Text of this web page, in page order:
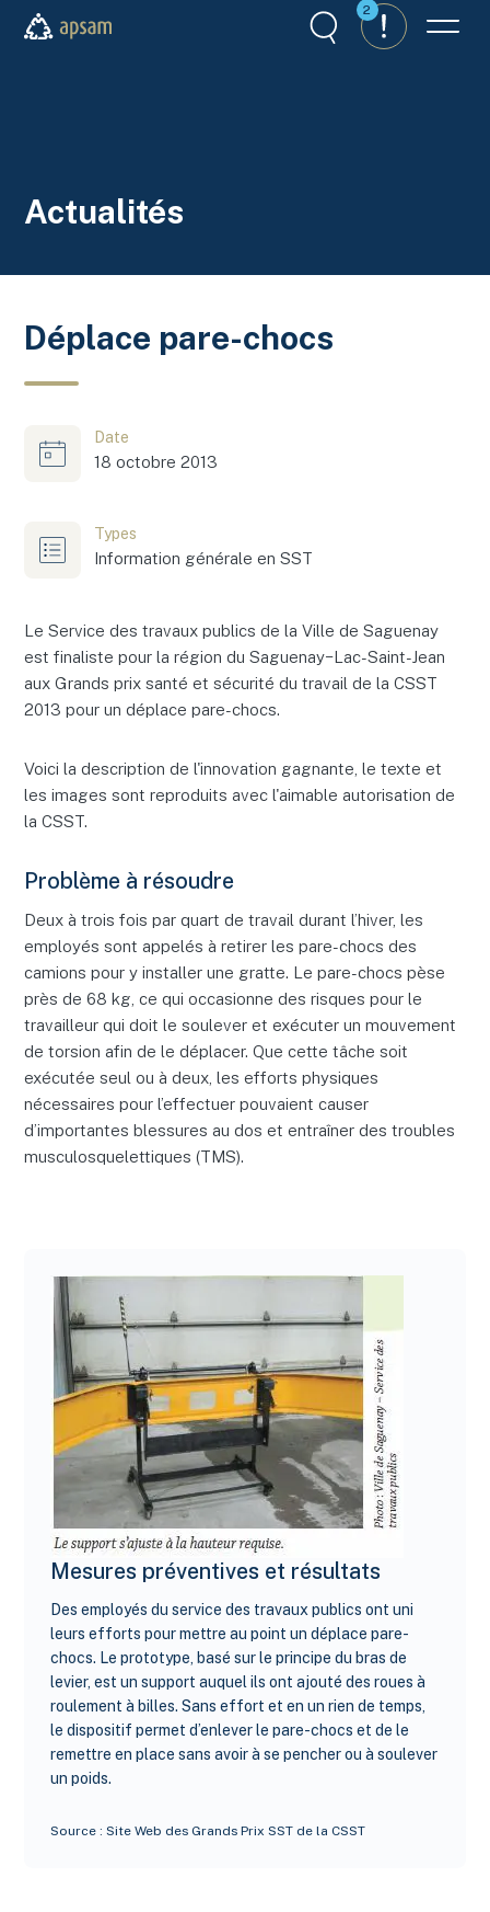
Aller au contenu principal
RechercheAlertes
2
Menu
Actualités
Déplace pare-chocs
Date
18 octobre 2013
Types
Information générale en SST
Le Service des travaux publics de la Ville de Saguenay
est finaliste pour la région du Saguenay−Lac-Saint-Jean
aux Grands prix santé et sécurité du travail de la CSST
2013 pour un déplace pare-chocs.
Voici la description de l'innovation gagnante, le texte et
les images sont reproduits avec l'aimable autorisation de
la CSST.
Problème à résoudre
Deux à trois fois par quart de travail durant l’hiver, les
employés sont appelés à retirer les pare-chocs des
camions pour y installer une gratte. Le pare-chocs pèse
près de 68 kg, ce qui occasionne des risques pour le
travailleur qui doit le soulever et exécuter un mouvement
de torsion afin de le déplacer. Que cette tâche soit
exécutée seul ou à deux, les efforts physiques
nécessaires pour l’effectuer pouvaient causer
d’importantes blessures au dos et entraîner des troubles
musculosquelettiques (TMS).
Mesures préventives et résultats
Des employés du service des travaux publics ont uni
leurs efforts pour mettre au point un déplace pare-
chocs. Le prototype, basé sur le principe du bras de
levier, est un support auquel ils ont ajouté des roues à
roulement à billes. Sans effort et en un rien de temps,
le dispositif permet d’enlever le pare-chocs et de le
remettre en place sans avoir à se pencher ou à soulever
un poids.
Source : Site Web des Grands Prix SST de la CSST